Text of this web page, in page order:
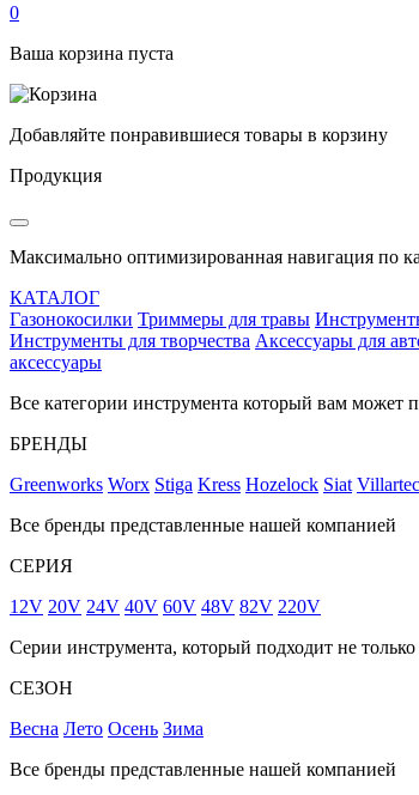
0
Ваша корзина пуста
Добавляйте понравившиеся товары в корзину
Продукция
Максимально оптимизированная навигация по
КАТАЛОГ
Газонокосилки Триммеры для травы
Инструменты для творчества Аксессуары для
аксессуары
Все категории инструмента который вам может
БРЕНДЫ
Greenworks Worx Stiga Kress Hozelock Siat Villartec
Все бренды представленные нашей компанией
СЕРИЯ
12V 20V 24V 40V 60V 48V 82V 220V
Серии инструмента, который подходит не
СЕЗОН
Весна Лето Осень Зима
Все бренды представленные нашей компанией